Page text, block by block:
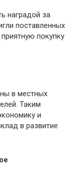
наградой за
поставленных
покупку
в местных
Таким
и
в развитие